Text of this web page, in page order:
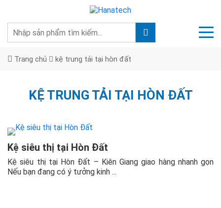
Trang chủ kệ trung tải tại hòn đất
KỆ TRUNG TẢI TẠI HÒN ĐẤT
Kệ siêu thị tại Hòn Đất
Kệ siêu thị tại Hòn Đất – Kiên Giang giao hàng nhanh gọn
Nếu bạn đang có ý tưởng kinh ...